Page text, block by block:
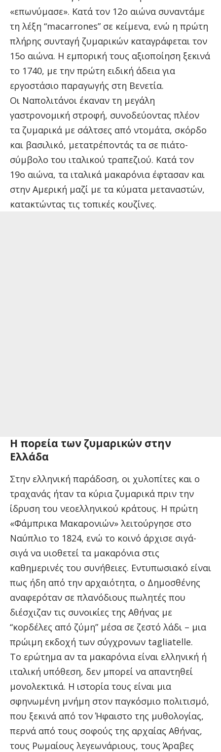
«επωνύμασε». Κατά τον 12ο αιώνα συναντάμε
τη λέξη “macarrones” σε κείμενα, ενώ η πρώτη
πλήρης συνταγή ζυμαρικών καταγράφεται τον
15ο αιώνα. Η εμπορική τους αξιοποίηση ξεκινά
το 1740, με την πρώτη ειδική άδεια για
εργοστάσιο παραγωγής στη Βενετία.
Οι Ναπολιτάνοι έκαναν τη μεγάλη
γαστρονομική στροφή, συνοδεύοντας πλέον
τα ζυμαρικά με σάλτσες από ντομάτα, σκόρδο
και βασιλικό, μετατρέποντάς τα σε πιάτο-
σύμβολο του ιταλικού τραπεζιού. Κατά τον
19ο αιώνα, τα ιταλικά μακαρόνια έφτασαν και
στην Αμερική μαζί με τα κύματα μεταναστών,
κατακτώντας τις τοπικές κουζίνες.
Η πορεία των ζυμαρικών στην
Ελλάδα
Στην ελληνική παράδοση, οι χυλοπίτες και ο
τραχανάς ήταν τα κύρια ζυμαρικά πριν την
ίδρυση του νεοελληνικού κράτους. Η πρώτη
«Φάμπρικα Μακαρονιών» λειτούργησε στο
Ναύπλιο το 1824, ενώ το κοινό άρχισε σιγά-
σιγά να υιοθετεί τα μακαρόνια στις
καθημερινές του συνήθειες. Εντυπωσιακό είναι
πως ήδη από την αρχαιότητα, ο Δημοσθένης
αναφερόταν σε πλανόδιους πωλητές που
διέσχιζαν τις συνοικίες της Αθήνας με
“κορδέλες από ζύμη” μέσα σε ζεστό λάδι – μια
πρώιμη εκδοχή των σύγχρονων tagliatelle.
Το ερώτημα αν τα μακαρόνια είναι ελληνική ή
ιταλική υπόθεση, δεν μπορεί να απαντηθεί
μονολεκτικά. Η ιστορία τους είναι μια
σφηνωμένη μνήμη στον παγκόσμιο πολιτισμό,
που ξεκινά από τον Ήφαιστο της μυθολογίας,
περνά από τους σοφούς της αρχαίας Αθήνας,
τους Ρωμαίους λεγεωνάριους, τους Άραβες